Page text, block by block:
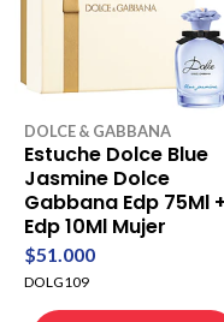
DOLCE & GABBANA
Estuche Dolce Blue
Jasmine Dolce
Gabbana Edp 75Ml +
Edp 10Ml Mujer
$51.000
DOLG109